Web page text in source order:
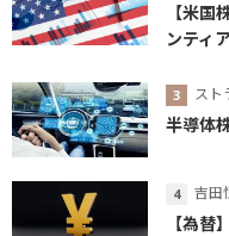
【米
ンティ
スト
半導体
吉田
【為